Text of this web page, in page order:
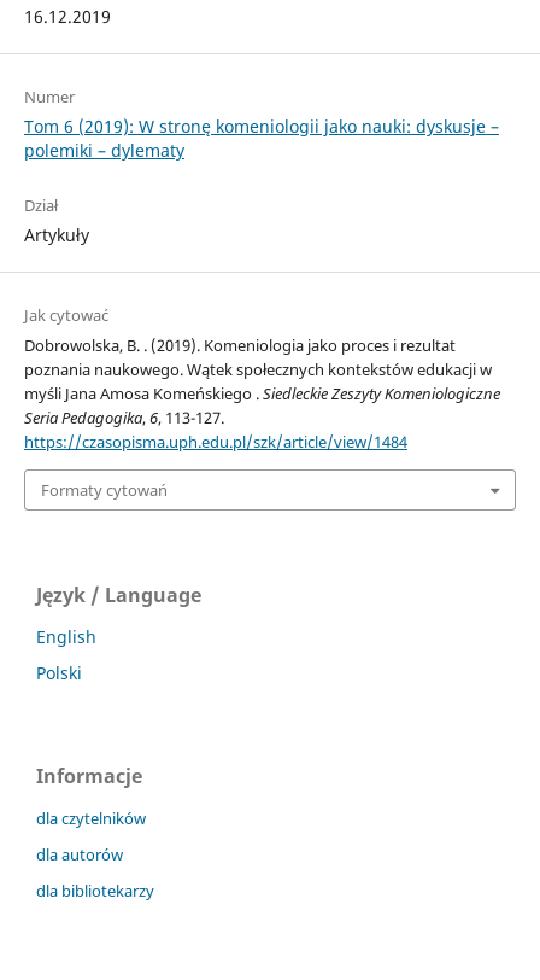
16.12.2019
Numer
Tom 6 (2019): W stronę komeniologii jako nauki: dyskusje –
polemiki – dylematy
Dział
Artykuły
Jak cytować
Dobrowolska, B. . (2019). Komeniologia jako proces i rezultat
poznania naukowego. Wątek społecznych kontekstów edukacji w
myśli Jana Amosa Komeńskiego .Siedleckie Zeszyty Komeniologiczne
Seria Pedagogika,6, 113-127.
https://czasopisma.uph.edu.pl/szk/article/view/1484
Formaty cytowań
Język / Language
English
Polski
Informacje
dla czytelników
dla autorów
dla bibliotekarzy